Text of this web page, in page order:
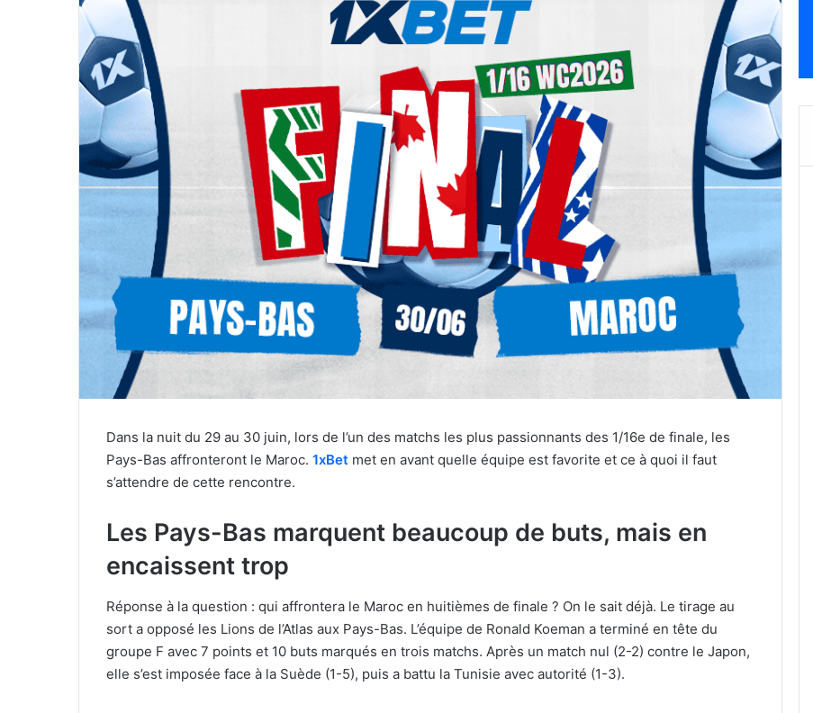
Dans la nuit du 29 au 30 juin, lors de l’un des matchs les plus passionnants des 1/16e de finale, les
Pays-Bas affronteront le Maroc. 1xBet met en avant quelle équipe est favorite et ce à quoi il faut
s’attendre de cette rencontre.
Les Pays-Bas marquent beaucoup de buts, mais en
encaissent trop
Réponse à la question : qui affrontera le Maroc en huitièmes de finale ? On le sait déjà. Le tirage au
sort a opposé les Lions de l’Atlas aux Pays-Bas. L’équipe de Ronald Koeman a terminé en tête du
groupe F avec 7 points et 10 buts marqués en trois matchs. Après un match nul (2-2) contre le Japon,
elle s’est imposée face à la Suède (1-5), puis a battu la Tunisie avec autorité (1-3).